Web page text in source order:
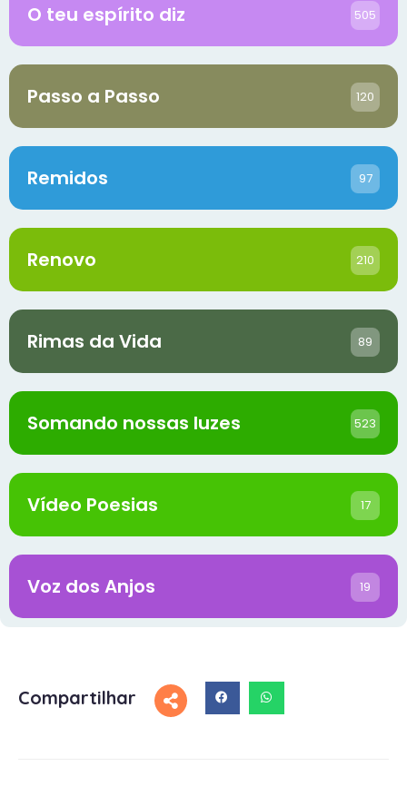
O teu espírito diz 505
Passo a Passo 120
Remidos 97
Renovo 210
Rimas da Vida 89
Somando nossas luzes 523
Vídeo Poesias 17
Voz dos Anjos 19
Compartilhar